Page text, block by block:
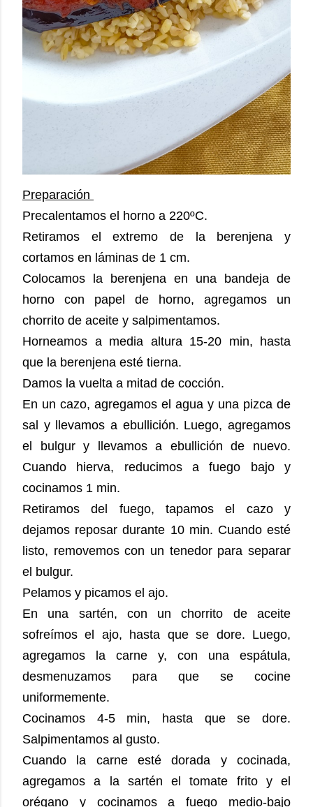
Preparación
Precalentamos el horno a 220ºC.
Retiramos el extremo de la berenjena y
cortamos en láminas de 1 cm.
Colocamos la berenjena en una bandeja de
horno con papel de horno, agregamos un
chorrito de aceite y salpimentamos.
Horneamos a media altura 15-20 min, hasta
que la berenjena esté tierna.
Damos la vuelta a mitad de cocción.
En un cazo, agregamos el agua y una pizca de
sal y llevamos a ebullición. Luego, agregamos
el bulgur y llevamos a ebullición de nuevo.
Cuando hierva, reducimos a fuego bajo y
cocinamos 1 min.
Retiramos del fuego, tapamos el cazo y
dejamos reposar durante 10 min. Cuando esté
listo, removemos con un tenedor para separar
el bulgur.
Pelamos y picamos el ajo.
En una sartén, con un chorrito de aceite
sofreímos el ajo, hasta que se dore. Luego,
agregamos la carne y, con una espátula,
desmenuzamos para que se cocine
uniformemente.
Cocinamos 4-5 min, hasta que se dore.
Salpimentamos al gusto.
Cuando la carne esté dorada y cocinada,
agregamos a la sartén el tomate frito y el
orégano y cocinamos a fuego medio-bajo